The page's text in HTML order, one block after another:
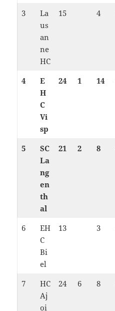
3
La
us
an
ne
HC
15 4
4
E
H
C
Vi
sp
24 1 14
5
SC
La
ng
en
th
al
21 2 8
6
EH
C
Bi
el
13 3
7
HC
Aj
oi
24 6 8